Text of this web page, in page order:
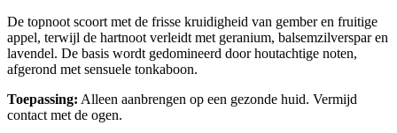
De topnoot scoort met de frisse kruidigheid van gember en fruitige
appel, terwijl de hartnoot verleidt met geranium, balsemzilverspar en
lavendel. De basis wordt gedomineerd door houtachtige noten,
afgerond met sensuele tonkaboon.
Toepassing: Alleen aanbrengen op een gezonde huid. Vermijd
contact met de ogen.